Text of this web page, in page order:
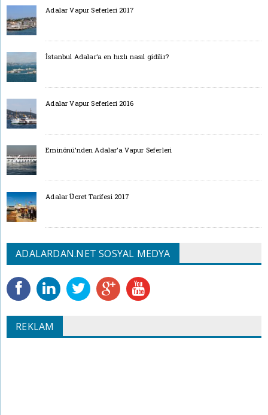
Adalar Vapur Seferleri 2017
İstanbul Adalar’a en hızlı nasıl gidilir?
Adalar Vapur Seferleri 2016
Eminönü’nden Adalar’a Vapur Seferleri
Adalar Ücret Tarifesi 2017
ADALARDAN.NET SOSYAL MEDYA
REKLAM